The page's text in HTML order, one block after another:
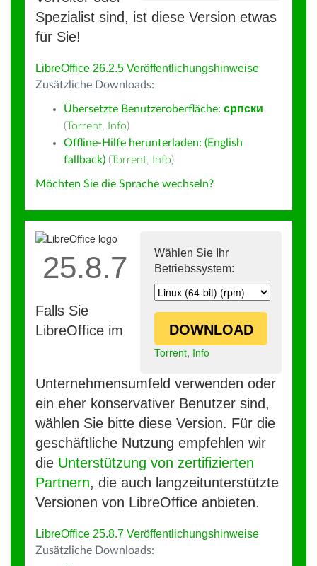
Spezialist sind, ist diese Version etwas
für Sie!
LibreOffice 26.2.5 Veröffentlichungshinweise
Zusätzliche Downloads:
Übersetzte Benutzeroberfläche: српски
(Torrent, Info)
Offline-Hilfe herunterladen: (English
fallback) (Torrent, Info)
Möchten Sie die Sprache wechseln?
Wählen Sie Ihr
Betriebssystem:
DOWNLOAD
Torrent, Info
25.8.7
Falls Sie
LibreOffice im
Unternehmensumfeld verwenden oder
ein eher konservativer Benutzer sind,
wählen Sie bitte diese Version. Für die
geschäftliche Nutzung empfehlen wir
die Unterstützung von zertifizierten
Partnern, die auch langzeitunterstützte
Versionen von LibreOffice anbieten.
LibreOffice 25.8.7 Veröffentlichungshinweise
Zusätzliche Downloads: